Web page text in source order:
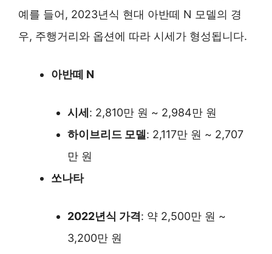
예를 들어, 2023년식 현대 아반떼 N 모델의 경
우, 주행거리와 옵션에 따라 시세가 형성됩니다.
아반떼 N
시세 : 2,810만 원 ~ 2,984만 원
하이브리드 모델 : 2,117만 원 ~ 2,707
만 원
쏘나타
2022년식 가격 : 약 2,500만 원 ~
3,200만 원